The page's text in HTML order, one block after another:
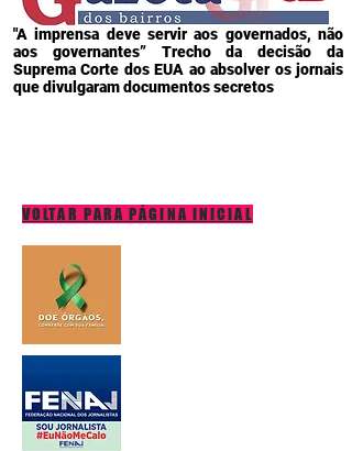
"A imprensa deve servir aos governados, não
aos governantes” Trecho da decisão da
Suprema Corte dos EUA ao absolver os jornais
que divulgaram documentos secretos
VOLTAR PARA PÁGINA INICIAL